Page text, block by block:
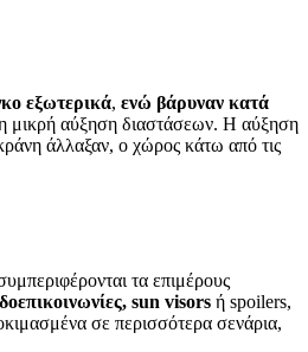
εξωτερικά, ενώ βάρυναν κατά
μικρή αύξηση διαστάσεων. Η αύξηση
άλλαξαν, ο χώρος κάτω από τις
τα επιμέρους
sun visors ή spoilers,
σε περισσότερα σενάρια,